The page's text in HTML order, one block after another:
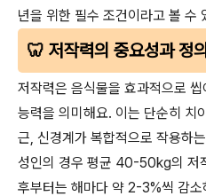
년을 위한 필수 조건이라고 볼 수
🦷 저작력의 중요성과 정의
저작력은 음식물을 효과적으로
능력을 의미해요. 이는 단순히 치
근, 신경계가 복합적으로 작용하
성인의 경우 평균 40-50kg의 저
후부터는 해마다 약 2-3%씩 감